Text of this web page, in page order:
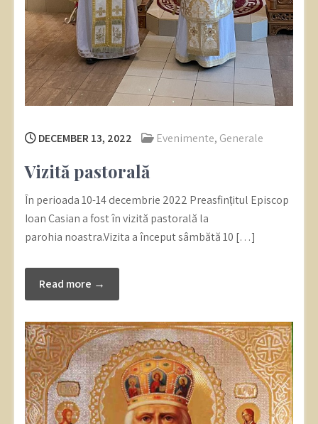
DECEMBER 13, 2022 Evenimente, Generale
Vizită pastorală
În perioada 10-14 decembrie 2022 Preasfințitul Episcop
Ioan Casian a fost în vizită pastorală la
parohia noastra.Vizita a început sâmbătă 10 […]
Read more →